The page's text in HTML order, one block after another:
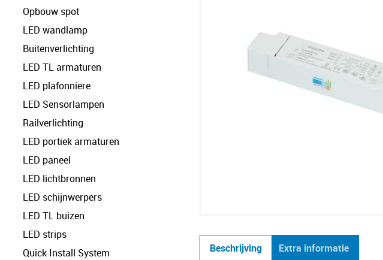
Opbouw spot
LED wandlamp
Buitenverlichting
LED TL armaturen
LED plafonniere
LED Sensorlampen
Railverlichting
LED portiek armaturen
LED paneel
LED lichtbronnen
LED schijnwerpers
LED TL buizen
LED strips
Quick Install System
Beschrijving Extra informatie